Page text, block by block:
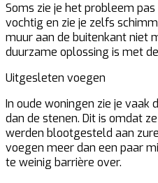
Soms zie je het probleem
vochtig en zie je zelfs
muur aan de buitenkant niet
duurzame oplossing is met
Uitgesleten voegen
In oude woningen zie je vaak
dan de stenen. Dit is omdat
werden blootgesteld aan
voegen meer dan een paar
te weinig barrière over.